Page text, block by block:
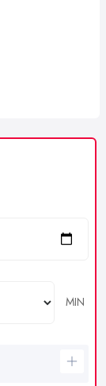
MIN